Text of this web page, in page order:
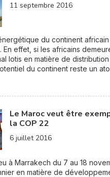
11 septembre 2016
du continent
effet, si les africains
lotis en matière de distribution
du continent reste un
Le Maroc veut être
la COP 22
6 juillet 2016
à Marrakech du 7 au 18
en matière de